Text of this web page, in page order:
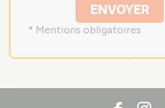
ENVOYER
* Mentions obligatoires